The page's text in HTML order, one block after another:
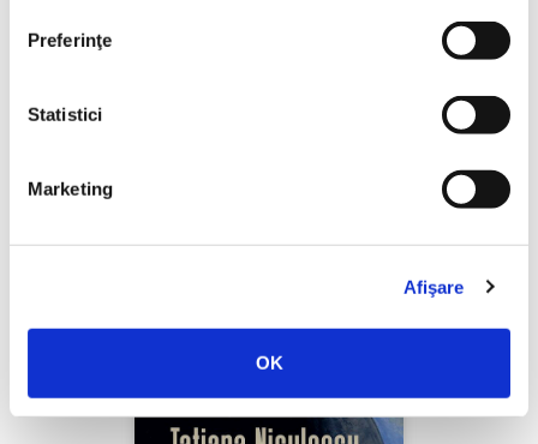
Preferinţe
Statistici
Marketing
Afişare
OK